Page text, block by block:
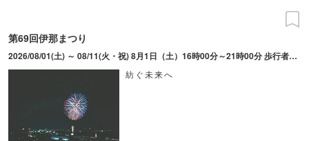
第69回伊那まつり
2026/08/01(土) ～ 08/11(火・祝) 8月1日（土）16時00分～21時00分 歩行者天国・屋台・市民おどり。8月11日（火・祝）16時00分～21時00分 ステージ発表・屋台・花火打上。開催時間の詳細はHPを参照。
紡ぐ未来へ